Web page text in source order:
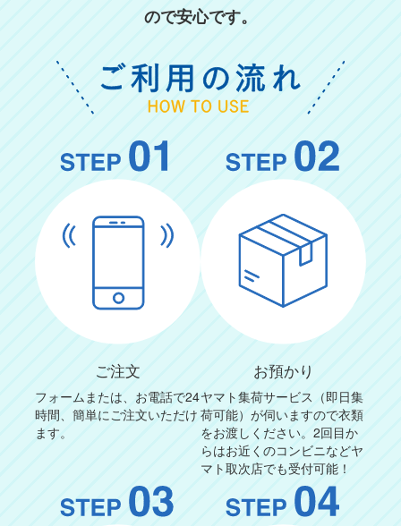
ので安心です。
ご注文
フォームまたは、お電話で24
時間、簡単にご注文いただけ
ます。
お預かり
ヤマト集荷サービス（即日集
荷可能）が伺いますので衣類
をお渡しください。2回目か
らはお近くのコンビニなどヤ
マト取次店でも受付可能！